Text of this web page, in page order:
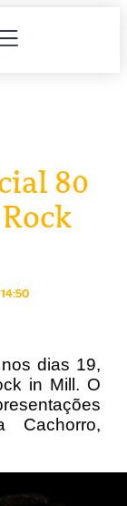
80
14:50
dias 19,
in Mill. O
Cachorro,